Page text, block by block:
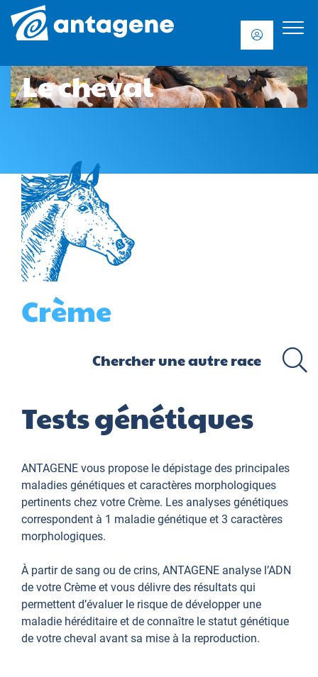
Le cheval
Crème
Tests génétiques
ANTAGENE vous propose le dépistage des principales
maladies génétiques et caractères morphologiques
pertinents chez votre Crème. Les analyses génétiques
correspondent à 1 maladie génétique et 3 caractères
morphologiques.
À partir de sang ou de crins, ANTAGENE analyse l’ADN
de votre Crème et vous délivre des résultats qui
permettent d’évaluer le risque de développer une
maladie héréditaire et de connaître le statut génétique
de votre cheval avant sa mise à la reproduction.